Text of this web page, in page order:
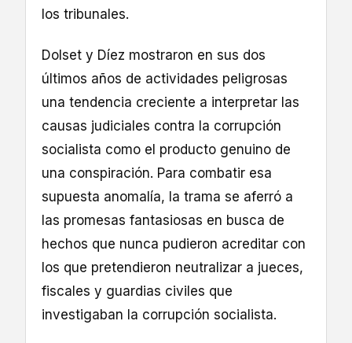
los tribunales.
Dolset y Díez mostraron en sus dos
últimos años de actividades peligrosas
una tendencia creciente a interpretar las
causas judiciales contra la corrupción
socialista como el producto genuino de
una conspiración. Para combatir esa
supuesta anomalía, la trama se aferró a
las promesas fantasiosas en busca de
hechos que nunca pudieron acreditar con
los que pretendieron neutralizar a jueces,
fiscales y guardias civiles que
investigaban la corrupción socialista.